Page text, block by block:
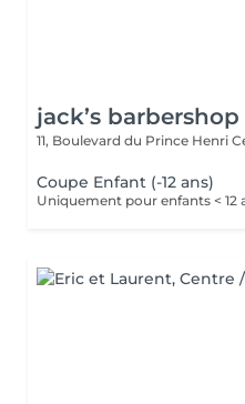
jack’s barbershop
11, Boulevard du Prince Henri
Coupe Enfant (-12 ans)
Uniquement pour enfants < 12